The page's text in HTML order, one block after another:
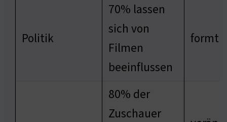
Politik
70% lassen
sich von
Filmen
beeinflussen
formt
80% der
Zuschauer